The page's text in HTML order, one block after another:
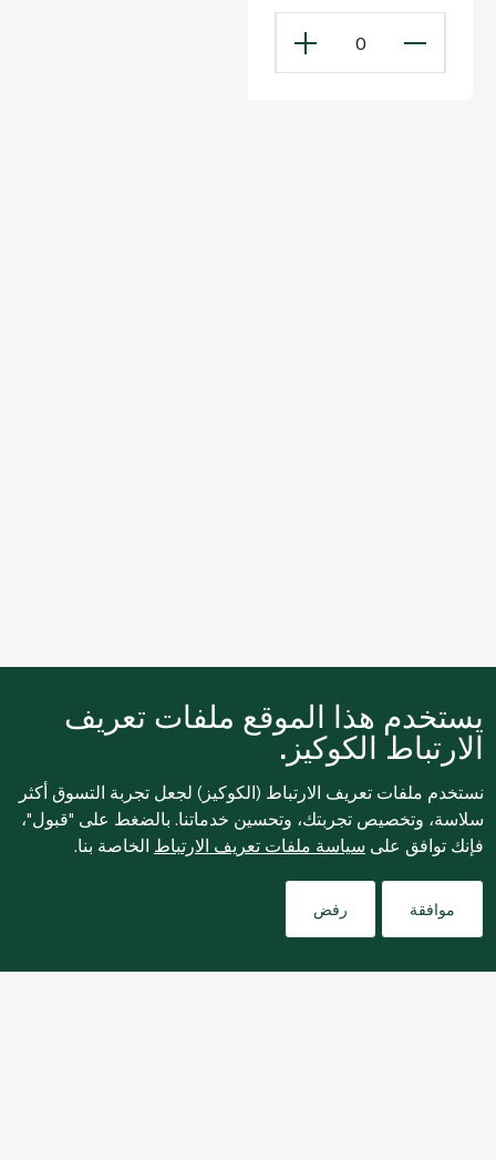
0
نبذة عنا
التسوق عبر الإنترنت
خدمات العملاء
يستخدم هذا الموقع ملفات تعريف
الارتباط الكوكيز.
نستخدم ملفات تعريف الارتباط (الكوكيز) لجعل تجربة التسوق أكثر
سلاسة، وتخصيص تجربتك، وتحسين خدماتنا. بالضغط على "قبول"،
فإنك توافق على سياسة ملفات تعريف الارتباط الخاصة بنا.
موافقة رفض